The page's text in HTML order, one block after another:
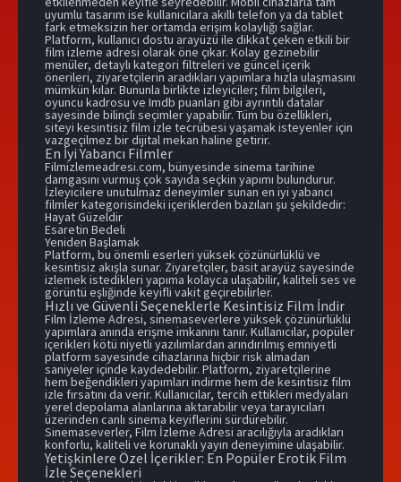
uyumlu tasarım ise kullanıcılara akıllı telefon ya da tablet
fark etmeksizin her ortamda erişim kolaylığı sağlar.
Platform, kullanıcı dostu arayüzü ile dikkat çeken etkili bir
film izleme adresi olarak öne çıkar. Kolay gezinebilir
menüler, detaylı kategori filtreleri ve güncel içerik
önerileri, ziyaretçilerin aradıkları yapımlara hızla ulaşmasını
mümkün kılar. Bununla birlikte izleyiciler; film bilgileri,
oyuncu kadrosu ve Imdb puanları gibi ayrıntılı datalar
sayesinde bilinçli seçimler yapabilir. Tüm bu özellikleri,
siteyi kesintisiz film izle tecrübesi yaşamak isteyenler için
vazgeçilmez bir dijital mekan haline getirir.
En İyi Yabancı Filmler
Filmizlemeadresi.com, bünyesinde sinema tarihine
damgasını vurmuş çok sayıda seçkin yapımı bulundurur.
İzleyicilere unutulmaz deneyimler sunan en iyi yabancı
filmler kategorisindeki içeriklerden bazıları şu şekildedir:
Hayat Güzeldir
Esaretin Bedeli
Yeniden Başlamak
Platform, bu önemli eserleri yüksek çözünürlüklü ve
kesintisiz akışla sunar. Ziyaretçiler, basit arayüz sayesinde
izlemek istedikleri yapıma kolayca ulaşabilir, kaliteli ses ve
görüntü eşliğinde keyifli vakit geçirebilirler.
Hızlı ve Güvenli Seçeneklerle Kesintisiz Film İndir
Film İzleme Adresi, sinemaseverlere yüksek çözünürlüklü
yapımlara anında erişme imkanını tanır. Kullanıcılar, popüler
içerikleri kötü niyetli yazılımlardan arındırılmış emniyetli
platform sayesinde cihazlarına hiçbir risk almadan
saniyeler içinde kaydedebilir. Platform, ziyaretçilerine
hem beğendikleri yapımları indirme hem de kesintisiz film
izle fırsatını da verir. Kullanıcılar, tercih ettikleri medyaları
yerel depolama alanlarına aktarabilir veya tarayıcıları
üzerinden canlı sinema keyiflerini sürdürebilir.
Sinemaseverler, Film İzleme Adresi aracılığıyla aradıkları
konforlu, kaliteli ve korunaklı yayın deneyimine ulaşabilir.
Yetişkinlere Özel İçerikler: En Popüler Erotik Film
İzle Seçenekleri